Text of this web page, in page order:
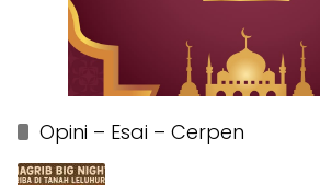
Opini – Esai – Cerpen